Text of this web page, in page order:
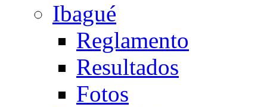
Ibagué
Reglamento
Resultados
Fotos